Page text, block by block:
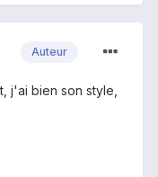
Auteur
j'ai bien son style,